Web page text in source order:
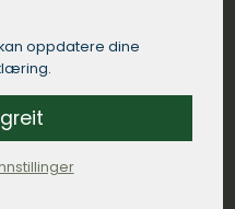
raskt på
oppdatere dine